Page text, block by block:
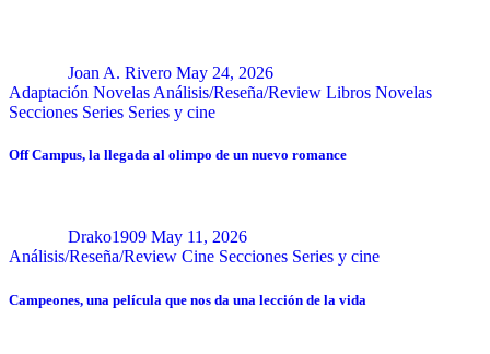
Joan A. Rivero May 24, 2026
Adaptación Novelas Análisis/Reseña/Review Libros Novelas
Secciones Series Series y cine
Off Campus, la llegada al olimpo de un nuevo romance
Drako1909 May 11, 2026
Análisis/Reseña/Review Cine Secciones Series y cine
Campeones, una película que nos da una lección de la vida